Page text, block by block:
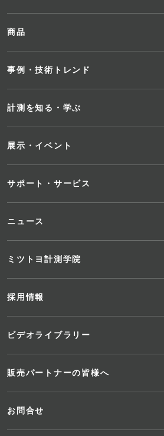
ッ
タ
ー
メ
ュ
ー
商品
事例・技術トレンド
計測を知る・学ぶ
展示・イベント
サポート・サービス
ニュース
ミツトヨ計測学院
採用情報
ビデオライブラリー
販売パートナーの皆様へ
お問合せ